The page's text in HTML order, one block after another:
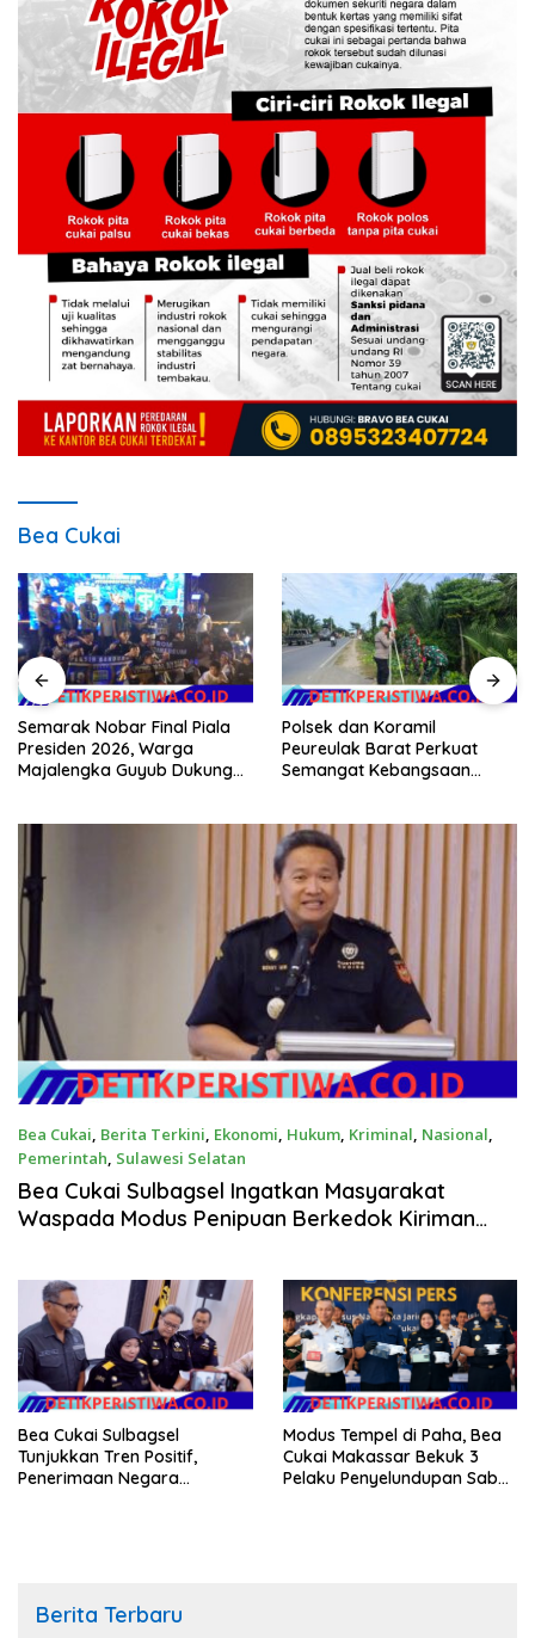
Bea Cukai
Semarak Nobar Final Piala
Presiden 2026, Warga
Majalengka Guyub Dukung
Polsek dan Koramil
Peureulak Barat Perkuat
Semangat Kebangsaan
Bea Cukai, Berita Terkini, Ekonomi, Hukum, Kriminal, Nasional,
Pemerintah, Sulawesi Selatan
Juli 15, 2026
Bea Cukai Sulbagsel Ingatkan Masyarakat
Waspada Modus Penipuan Berkedok Kiriman
Bea Cukai Sulbagsel
Tunjukkan Tren Positif,
Penerimaan Negara
Modus Tempel di Paha, Bea
Cukai Makassar Bekuk 3
Pelaku Penyelundupan Sabu
Berita Terbaru